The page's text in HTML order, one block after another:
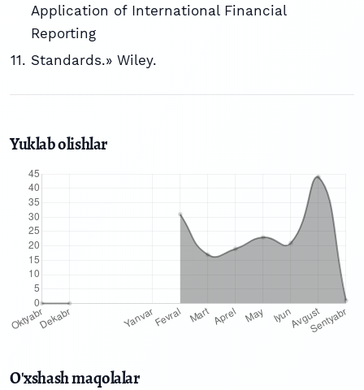
Application of International Financial
Reporting
Standards.» Wiley.
Yuklab olishlar
O'xshash maqolalar